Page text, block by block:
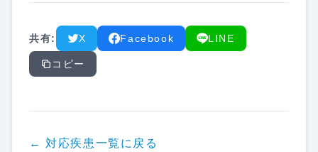
共有: X Facebook LINE
コピー
← 対応疾患一覧に戻る